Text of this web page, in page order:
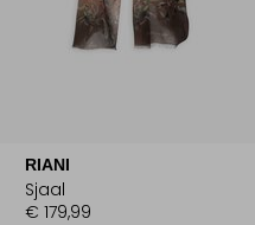
RIANI
Sjaal
€ 179,99